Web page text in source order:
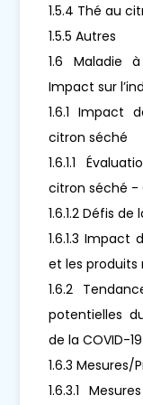
1.5.4 Thé au
1.5.5 Autres
1.6 Maladie
Impact sur
1.6.1 Impact
citron séché
1.6.1.1
citron séché -
1.6.1.2 Défis
1.6.1.3 Impact
et les produits
1.6.2
potentielles
de la COVID-19
1.6.3
1.6.3.1